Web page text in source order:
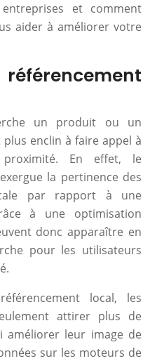
et comment
aider à améliorer votre
un produit ou un
enclin à faire appel à
En effet, le
la pertinence des
par rapport à une
à une optimisation
donc apparaître en
pour les utilisateurs
local, les
attirer plus de
améliorer leur image de
sur les moteurs de